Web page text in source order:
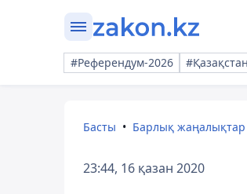
#Референдум-2026
Басты Барлық жаңалықтар
23:44, 16 қазан 2020